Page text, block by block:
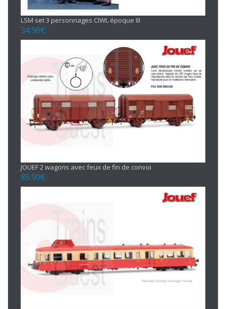
LSM set 3 personnages CIWL époque III
34.90€
JOUEF 2 wagons avec feux de fin de convoi
85.90€